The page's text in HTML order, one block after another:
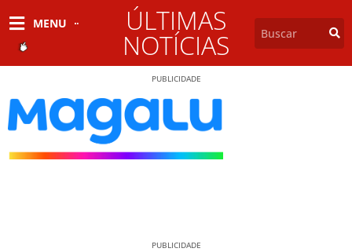
MENU ÚLTIMAS
NOTÍCIAS
PUBLICIDADE
PUBLICIDADE